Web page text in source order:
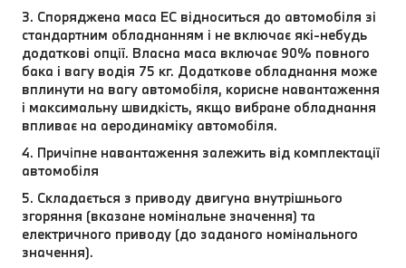
3. Споряджена маса EC відноситься до автомобіля зі
стандартним обладнанням і не включає які-небудь
додаткові опції. Власна маса включає 90% повного
бака і вагу водія 75 кг. Додаткове обладнання може
вплинути на вагу автомобіля, корисне навантаження
і максимальну швидкість, якщо вибране обладнання
впливає на аеродинаміку автомобіля.
4. Причіпне навантаження залежить від комплектації
автомобіля
5. Складається з приводу двигуна внутрішнього
згоряння (вказане номінальне значення) та
електричного приводу (до заданого номінального
значення).